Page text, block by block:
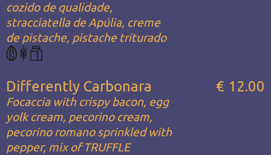
cozido de qualidade,
stracciatella de Apúlia, creme
de pistache, pistache triturado
Differently Carbonara
Focaccia with crispy bacon, egg
yolk cream, pecorino cream,
pecorino romano sprinkled with
pepper, mix of TRUFFLE
€ 12.00